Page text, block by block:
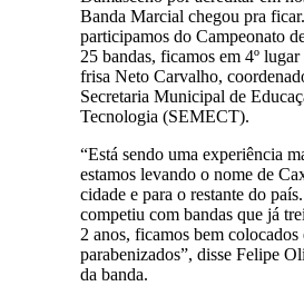
Banda Marcial chegou pra
participamos do Campeonato
25 bandas, ficamos em 4º
frisa Neto Carvalho,
Secretaria Municipal de
Tecnologia (SEMECT).
“Está sendo uma experiência
estamos levando o nome de
cidade e para o restante do
competiu com bandas que já
2 anos, ficamos bem colocados
parabenizados”, disse Felipe
da banda.